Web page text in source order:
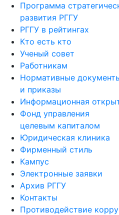
Программа
развития РГГУ
РГГУ в рейтингах
Кто есть кто
Ученый совет
Работникам
Нормативные
и приказы
Информационная
Фонд управления
целевым капиталом
Юридическая клиника
Фирменный стиль
Кампус
Электронные заявки
Архив РГГУ
Контакты
Противодействие